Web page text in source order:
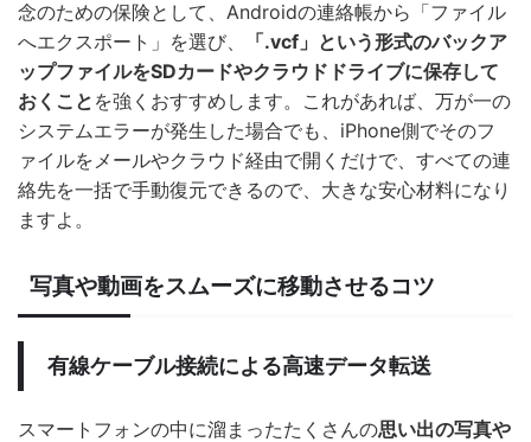
念のための保険として、Androidの連絡帳から「ファイル
へエクスポート」を選び、
「.vcf」という形式のバックア
ップファイルをSDカードやクラウドドライブに保存して
おくこと を強くおすすめします。これがあれば、万が一の
システムエラーが発生した場合でも、iPhone側でそのフ
ァイルをメールやクラウド経由で開くだけで、すべての連
絡先を一括で手動復元できるので、大きな安心材料になり
ますよ。
写真や動画をスムーズに移動させるコツ
有線ケーブル接続による高速データ転送
スマートフォンの中に溜まったたくさんの思い出の写真や